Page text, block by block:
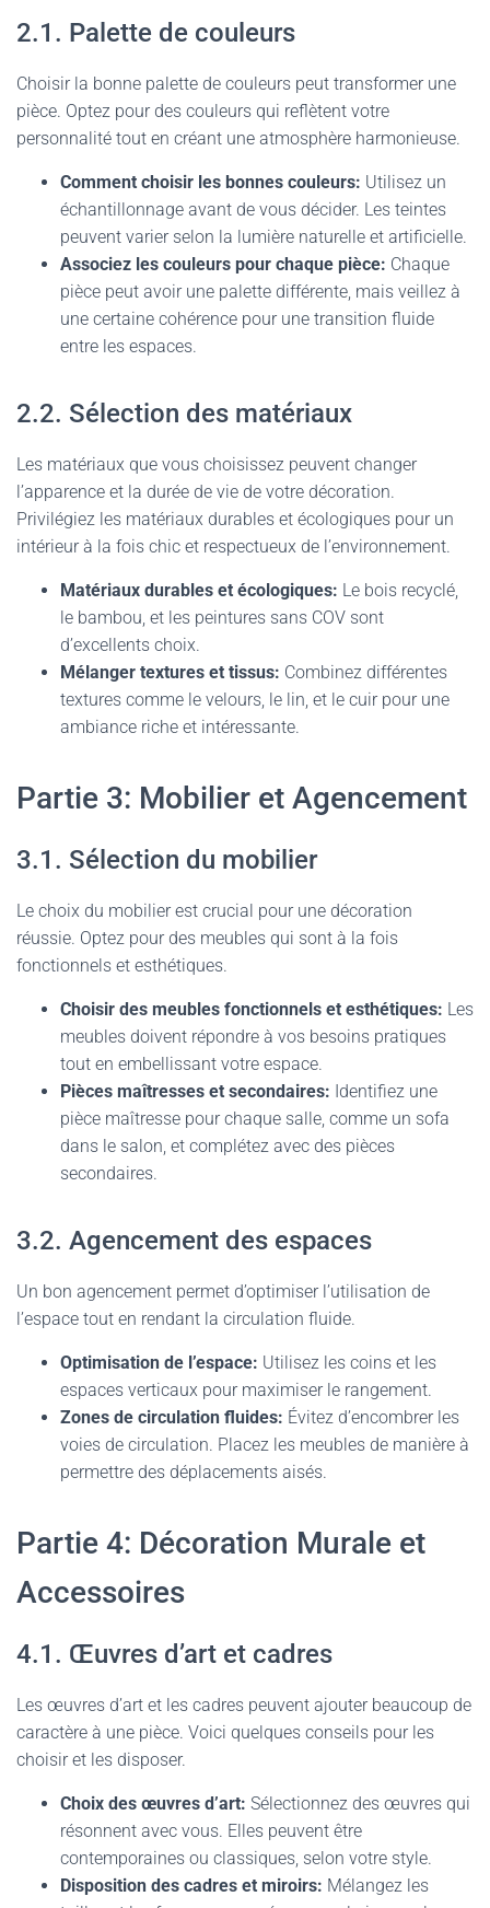
2.1. Palette de couleurs
Choisir la bonne palette de couleurs peut transformer une
pièce. Optez pour des couleurs qui reflètent votre
personnalité tout en créant une atmosphère harmonieuse.
Comment choisir les bonnes couleurs: Utilisez un
échantillonnage avant de vous décider. Les teintes
peuvent varier selon la lumière naturelle et artificielle.
Associez les couleurs pour chaque pièce: Chaque
pièce peut avoir une palette différente, mais veillez à
une certaine cohérence pour une transition fluide
entre les espaces.
2.2. Sélection des matériaux
Les matériaux que vous choisissez peuvent changer
l’apparence et la durée de vie de votre décoration.
Privilégiez les matériaux durables et écologiques pour un
intérieur à la fois chic et respectueux de l’environnement.
Matériaux durables et écologiques: Le bois recyclé,
le bambou, et les peintures sans COV sont
d’excellents choix.
Mélanger textures et tissus: Combinez différentes
textures comme le velours, le lin, et le cuir pour une
ambiance riche et intéressante.
Partie 3: Mobilier et Agencement
3.1. Sélection du mobilier
Le choix du mobilier est crucial pour une décoration
réussie. Optez pour des meubles qui sont à la fois
fonctionnels et esthétiques.
Choisir des meubles fonctionnels et esthétiques: Les
meubles doivent répondre à vos besoins pratiques
tout en embellissant votre espace.
Pièces maîtresses et secondaires: Identifiez une
pièce maîtresse pour chaque salle, comme un sofa
dans le salon, et complétez avec des pièces
secondaires.
3.2. Agencement des espaces
Un bon agencement permet d’optimiser l’utilisation de
l’espace tout en rendant la circulation fluide.
Optimisation de l’espace: Utilisez les coins et les
espaces verticaux pour maximiser le rangement.
Zones de circulation fluides: Évitez d’encombrer les
voies de circulation. Placez les meubles de manière à
permettre des déplacements aisés.
Partie 4: Décoration Murale et
Accessoires
4.1. Œuvres d’art et cadres
Les œuvres d’art et les cadres peuvent ajouter beaucoup de
caractère à une pièce. Voici quelques conseils pour les
choisir et les disposer.
Choix des œuvres d’art: Sélectionnez des œuvres qui
résonnent avec vous. Elles peuvent être
contemporaines ou classiques, selon votre style.
Disposition des cadres et miroirs: Mélangez les